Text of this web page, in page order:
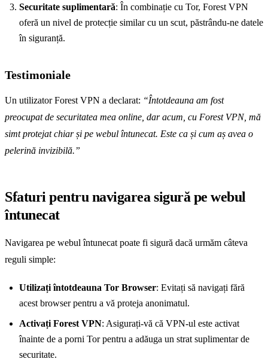
Securitate suplimentară: În combinație cu Tor, Forest VPN
oferă un nivel de protecție similar cu un scut, păstrându-ne datele
în siguranță.
Testimoniale
Un utilizator Forest VPN a declarat: “Întotdeauna am fost
preocupat de securitatea mea online, dar acum, cu Forest VPN, mă
simt protejat chiar și pe webul întunecat. Este ca și cum aș avea o
pelerină invizibilă.”
Sfaturi pentru navigarea sigură pe webul
întunecat
Navigarea pe webul întunecat poate fi sigură dacă urmăm câteva
reguli simple:
Utilizați întotdeauna Tor Browser: Evitați să navigați fără
acest browser pentru a vă proteja anonimatul.
Activați Forest VPN: Asigurați-vă că VPN-ul este activat
înainte de a porni Tor pentru a adăuga un strat suplimentar de
securitate.